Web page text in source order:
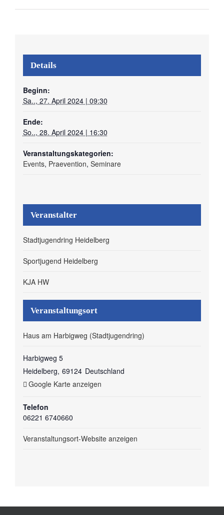
Details
Beginn:
Sa.., 27. April 2024 | 09:30
Ende:
So.., 28. April 2024 | 16:30
Veranstaltungskategorien:
Events, Praevention, Seminare
Veranstaltungsort
Haus am Harbigweg (Stadtjugendring)
Harbigweg 5
Heidelberg, 69124 Deutschland
Google Karte anzeigen
Telefon
06221 6740660
Veranstaltungsort-Website anzeigen
Veranstalter
Stadtjugendring Heidelberg
Sportjugend Heidelberg
KJA HW